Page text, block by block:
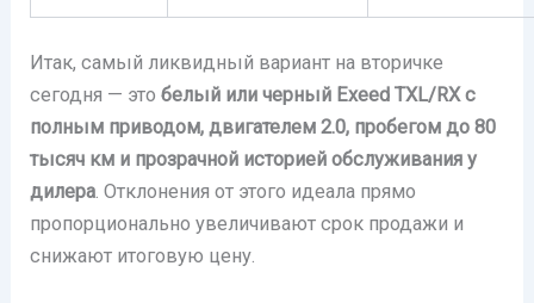
Итак, самый ликвидный вариант на вторичке
сегодня — этобелый или черный Exeed TXL/RX с
полным приводом, двигателем 2.0, пробегом до 80
тысяч км и прозрачной историей обслуживания у
дилера. Отклонения от этого идеала прямо
пропорционально увеличивают срок продажи и
снижают итоговую цену.